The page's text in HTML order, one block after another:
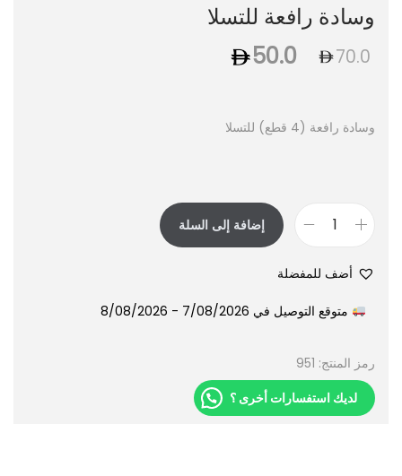
وسادة رافعة للتسلا
70.0
50.0
وسادة رافعة (4 قطع) للتسلا
إضافة إلى السلة
أضف للمفضلة
متوقع التوصيل في 7/08/2026 - 8/08/2026
رمز المنتج: 951
لديك استفسارات أخرى ؟